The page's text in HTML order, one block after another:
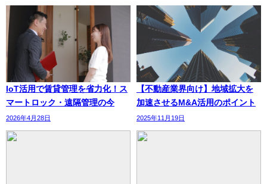
IoT活用で賃貸管理を省力化！ス
マートロック・遠隔管理の今
2026年4月28日
【不動産業界向け】地域拡大を
加速させるM&A活用のポイント
2025年11月19日